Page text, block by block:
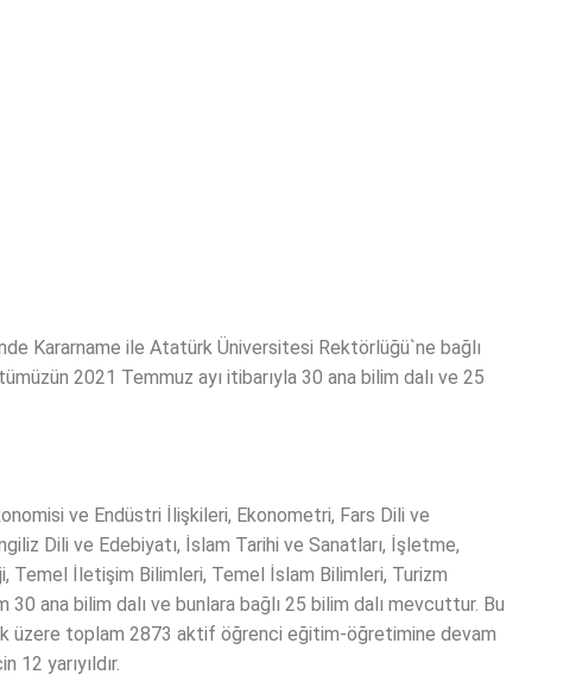
Kararname ile Atatürk Üniversitesi Rektörlüğü`ne bağlı
2021 Temmuz ayı itibarıyla 30 ana bilim dalı ve 25
ve Endüstri İlişkileri, Ekonometri, Fars Dili ve
Dili ve Edebiyatı, İslam Tarihi ve Sanatları, İşletme,
Temel İletişim Bilimleri, Temel İslam Bilimleri, Turizm
ana bilim dalı ve bunlara bağlı 25 bilim dalı mevcuttur. Bu
üzere toplam 2873 aktif öğrenci eğitim-öğretimine devam
yarıyıldır.